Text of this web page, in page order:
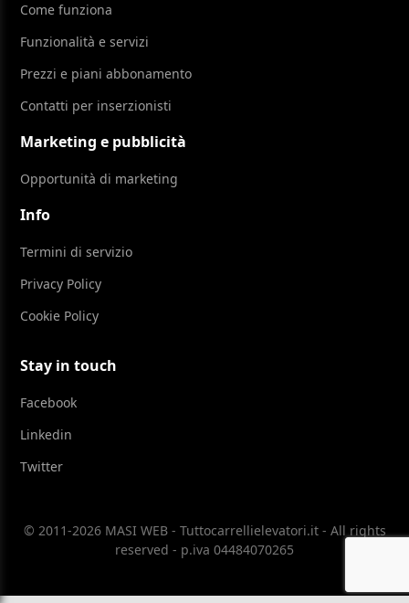
Come funziona
Funzionalità e servizi
Prezzi e piani abbonamento
Contatti per inserzionisti
Marketing e pubblicità
Opportunità di marketing
Info
Termini di servizio
Privacy Policy
Cookie Policy
Stay in touch
Facebook
Linkedin
Twitter
© 2011-2026 MASI WEB - Tuttocarrellielevatori.it - All rights
reserved - p.iva 04484070265